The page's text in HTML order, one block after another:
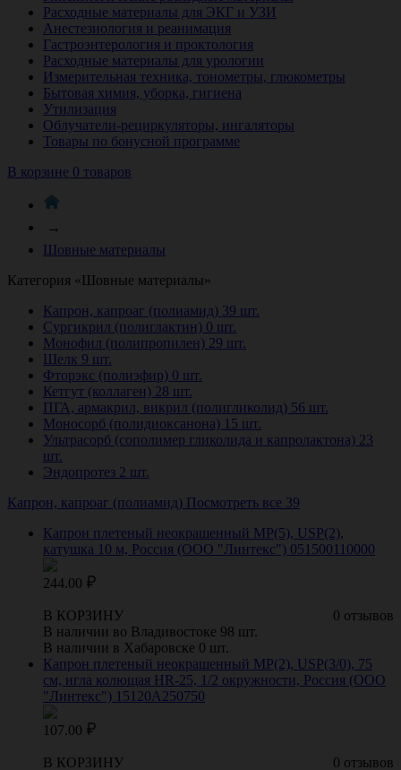
Расходные материалы для ЭКГ и УЗИ
Анестезиология и реанимация
Гастроэнтерология и проктология
Расходные материалы для урологии
Измерительная техника, тонометры, глюкометры
Бытовая химия, уборка, гигиена
Утилизация
Облучатели-рециркуляторы, ингаляторы
Товары по бонусной программе
В корзине 0 товаров
→
Шовные материалы
Категория «Шовные материалы»
Капрон, капроаг (полиамид) 39 шт.
Сургикрил (полиглактин) 0 шт.
Монофил (полипропилен) 29 шт.
Шелк 9 шт.
Фторэкс (полиэфир) 0 шт.
Кетгут (коллаген) 28 шт.
ПГА, армакрил, викрил (полигликолид) 56 шт.
Моносорб (полидиоксанона) 15 шт.
Ультрасорб (сополимер гликолида и капролактона) 23
шт.
Эндопротез 2 шт.
Капрон, капроаг (полиамид) Посмотреть все 39
Капрон плетеный неокрашенный МР(5), USP(2),
катушка 10 м, Россия (ООО "Линтекс") 051500110000
244.00
0 отзывов
В КОРЗИНУ
В наличии во Владивостоке 98 шт.
В наличии в Хабаровске 0 шт.
Капрон плетеный неокрашенный МР(2), USP(3/0), 75
см, игла колющая HR-25, 1/2 окружности, Россия (ООО
"Линтекс") 15120A250750
107.00
0 отзывов
В КОРЗИНУ